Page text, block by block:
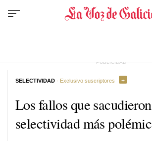
Los fallos que
selectividad más
SELECTIVIDAD · Exclusivo suscriptores